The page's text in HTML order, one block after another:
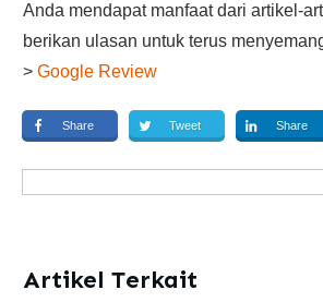
Anda mendapat manfaat dari artikel-
berikan ulasan untuk terus
> Google Review
Share Tweet Share
Artikel Terkait